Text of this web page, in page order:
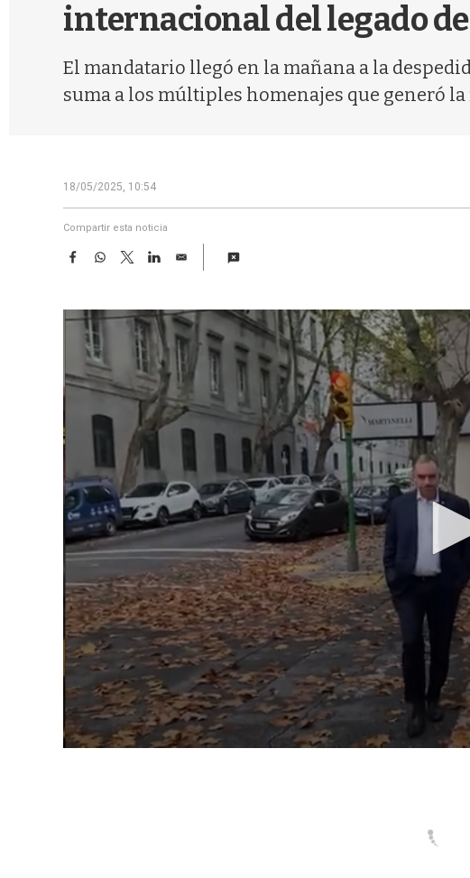
internacional del legado
El mandatario llegó en la mañana a la
suma a los múltiples homenajes que generó
18/05/2025, 10:54
Compartir esta noticia
F
e
b
k
W
t
s
p
p
T
w
t
t
e
L
k
e
d
I
n
E
i
l